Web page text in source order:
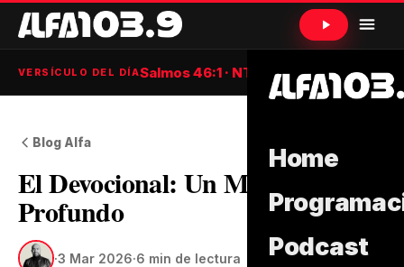
Home
Podcast
VERSÍCULO DEL DÍASalmos 46:1 · NTV
Blog Alfa
El Devocional: Un Mal Muy
Profundo
·3 Mar 2026·6 min de lectura